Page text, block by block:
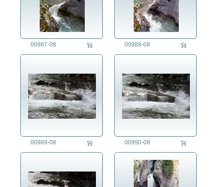
00987-08 00988-08
00989-08 00990-08